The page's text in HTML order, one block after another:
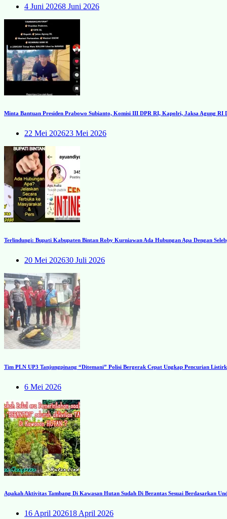
4 Juni 20268 Juni 2026
Minta Bantuan Presiden Prabowo Subianto, Komisi III DPR RI, Kapolri, Jaksa Agung
22 Mei 202623 Mei 2026
Terlindungi: Bupati Kabupaten Bintan Roby Kurniawan Ada Hubungan Apa Dengan
20 Mei 202630 Juli 2026
Tim PLN UP3 Tanjungpinang “Ditemani” Polisi Bergerak Cepat Ungkap Pencurian Listirk
6 Mei 2026
Apakah Aktivitas Tambang Di Kawasan Hutan Sudah Di Berantas Sesuai Berdasarkan
16 April 202618 April 2026